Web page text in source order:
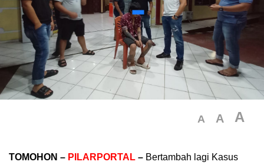
A A A
TOMOHON – PILARPORTAL – Bertambah lagi Kasus